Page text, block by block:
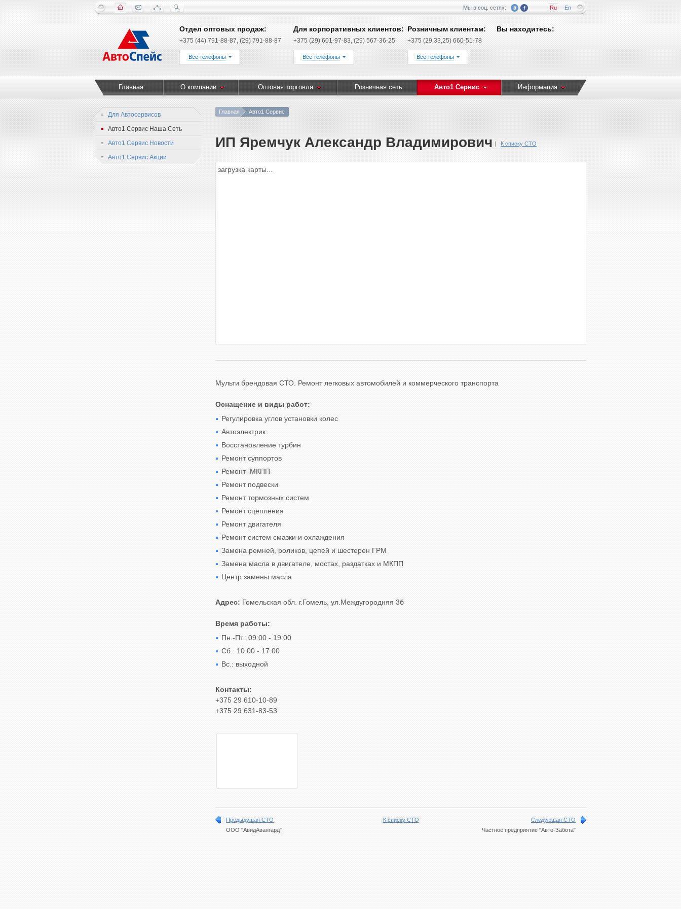
Мы в соц. сетях: Ru En
Отдел оптовых продаж:
+375 (44) 791-88-87, (29) 791-88-87
Все телефоны
Для корпоративных клиентов:
+375 (29) 601-97-83, (29) 567-36-25
Все телефоны
Розничным клиентам:
+375 (29,33,25) 660-51-78
Все телефоны
Вы находитесь:
Главная О компании Оптовая торговля Розничная сеть Авто1 Сервис Информация
Для Автосервисов
Авто1 Сервис Наша Сеть
Авто1 Сервис Новости
Авто1 Сервис Акции
Главная Авто1 Сервис
ИП Яремчук Александр Владимирович К списку СТО
загрузка карты...
Мульти брендовая СТО. Ремонт легковых автомобилей и коммерческого транспорта
Оснащение и виды работ:
Регулировка углов установки колес
Автоэлектрик
Восстановление турбин
Ремонт суппортов
Ремонт МКПП
Ремонт подвески
Ремонт тормозных систем
Ремонт сцепления
Ремонт двигателя
Ремонт систем смазки и охлаждения
Замена ремней, роликов, цепей и шестерен ГРМ
Замена масла в двигателе, мостах, раздатках и МКПП
Центр замены масла
Адрес: Гомельская обл. г.Гомель, ул.Междугородняя 3б
Время работы:
Пн.-Пт.: 09:00 - 19:00
Сб.: 10:00 - 17:00
Вс.: выходной
Контакты:
+375 29 610-10-89
+375 29 631-83-53
Следующая СТО
Частное предприятие "Авто-Забота"
Предыдущая СТО
ООО "АвидАвангард"
К списку СТО